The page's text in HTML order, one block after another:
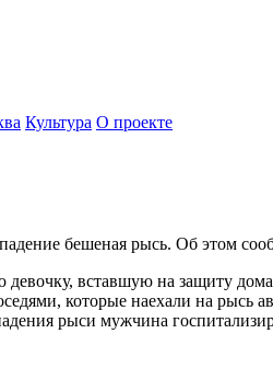
Культура О проекте
бешеная рысь. Об этом
вставшую на защиту
которые наехали на рысь
рыси мужчина